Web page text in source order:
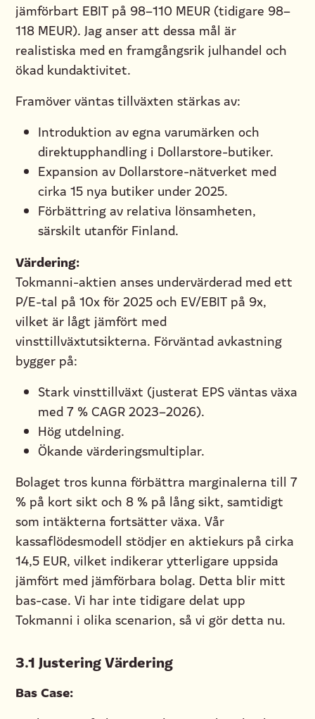
jämförbart EBIT på 98–110 MEUR (tidigare 98–
118 MEUR). Jag anser att dessa mål är
realistiska med en framgångsrik julhandel och
ökad kundaktivitet.
Framöver väntas tillväxten stärkas av:
Introduktion av egna varumärken och
direktupphandling i Dollarstore-butiker.
Expansion av Dollarstore-nätverket med
cirka 15 nya butiker under 2025.
Förbättring av relativa lönsamheten,
särskilt utanför Finland.
Värdering:
Tokmanni-aktien anses undervärderad med ett
P/E-tal på 10x för 2025 och EV/EBIT på 9x,
vilket är lågt jämfört med
vinsttillväxtutsikterna. Förväntad avkastning
bygger på:
Stark vinsttillväxt (justerat EPS väntas växa
med 7 % CAGR 2023–2026).
Hög utdelning.
Ökande värderingsmultiplar.
Bolaget tros kunna förbättra marginalerna till 7
% på kort sikt och 8 % på lång sikt, samtidigt
som intäkterna fortsätter växa. Vår
kassaflödesmodell stödjer en aktiekurs på cirka
14,5 EUR, vilket indikerar ytterligare uppsida
jämfört med jämförbara bolag. Detta blir mitt
bas-case. Vi har inte tidigare delat upp
Tokmanni i olika scenarion, så vi gör detta nu.
3.1 Justering Värdering
Bas Case: